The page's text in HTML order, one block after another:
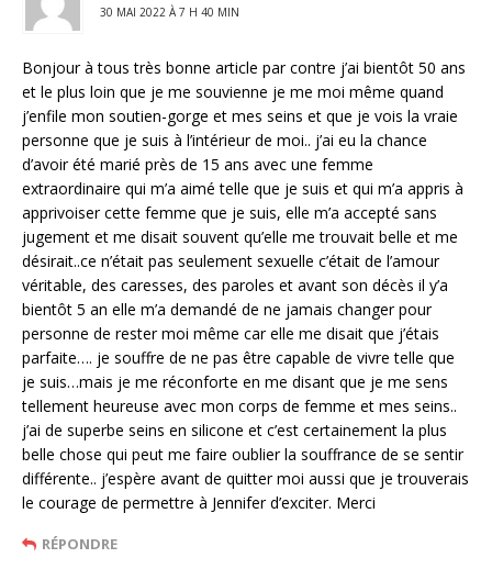
30 MAI 2022 À 7 H 40 MIN
Bonjour à tous très bonne article par contre j’ai bientôt 50 ans
et le plus loin que je me souvienne je me moi même quand
j’enfile mon soutien-gorge et mes seins et que je vois la vraie
personne que je suis à l’intérieur de moi.. j’ai eu la chance
d’avoir été marié près de 15 ans avec une femme
extraordinaire qui m’a aimé telle que je suis et qui m’a appris à
apprivoiser cette femme que je suis, elle m’a accepté sans
jugement et me disait souvent qu’elle me trouvait belle et me
désirait..ce n’était pas seulement sexuelle c’était de l’amour
véritable, des caresses, des paroles et avant son décès il y’a
bientôt 5 an elle m’a demandé de ne jamais changer pour
personne de rester moi même car elle me disait que j’étais
parfaite…. je souffre de ne pas être capable de vivre telle que
je suis…mais je me réconforte en me disant que je me sens
tellement heureuse avec mon corps de femme et mes seins..
j’ai de superbe seins en silicone et c’est certainement la plus
belle chose qui peut me faire oublier la souffrance de se sentir
différente.. j’espère avant de quitter moi aussi que je trouverais
le courage de permettre à Jennifer d’exciter. Merci
RÉPONDRE